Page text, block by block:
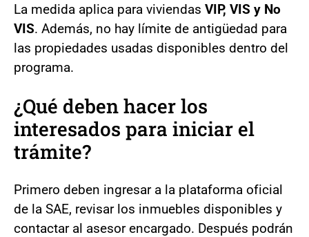
La medida aplica para viviendas VIP, VIS y No
VIS. Además, no hay límite de antigüedad para
las propiedades usadas disponibles dentro del
programa.
¿Qué deben hacer los
interesados para iniciar el
trámite?
Primero deben ingresar a la plataforma oficial
de la SAE, revisar los inmuebles disponibles y
contactar al asesor encargado. Después podrán